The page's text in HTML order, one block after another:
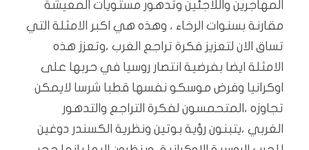
المهاجرين واللاجئين وتدهور مستويات المعيشة
مقارنة بسنوات الرخاء ، وهذه هي اكبر الامثلة التي
تساق الان لتعزيز فكرة تراجع الغرب ،وتعزز هذه
الامثلة ايضا بفرضية انتصار روسيا في حربها على
اوكرانيا وفرض موسكو نفسها قطبا شرسا لايمكن
تجاوزه ،المتحمسون لفكرة التراجع والتدهور
الغربي ،يتبنون رؤية بوتين ونظرية الكسندر دوغين